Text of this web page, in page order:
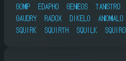
GOMP
EDAPHO GENEOS TANSTRO
GAUDRY
RADOX DIKELO ANOMALO
SQUIRK
SQUIRTH SQUILK SQUIRO